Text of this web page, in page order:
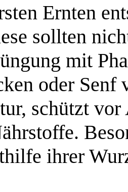
Ernten
sollten
mit
oder Senf
schützt
ihrer